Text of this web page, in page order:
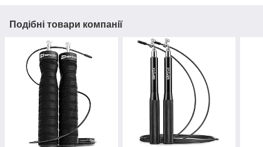
Подібні товари компанії